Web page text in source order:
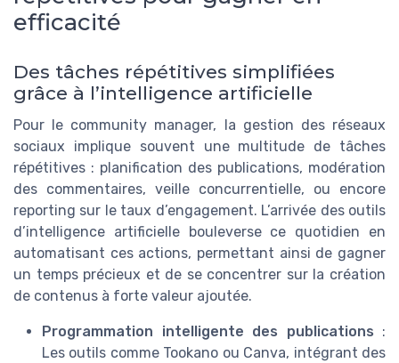
efficacité
Des tâches répétitives simplifiées
grâce à l’intelligence artificielle
Pour le community manager, la gestion des réseaux
sociaux implique souvent une multitude de tâches
répétitives : planification des publications, modération
des commentaires, veille concurrentielle, ou encore
reporting sur le taux d’engagement. L’arrivée des outils
d’intelligence artificielle bouleverse ce quotidien en
automatisant ces actions, permettant ainsi de gagner
un temps précieux et de se concentrer sur la création
de contenus à forte valeur ajoutée.
Programmation intelligente des publications :
Les outils comme Tookano ou Canva, intégrant des